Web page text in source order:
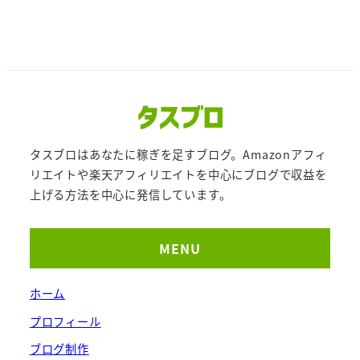
タスブロはあなたに稼ぎを足すブログ。Amazonアフィ
リエイトや楽天アフィリエイトを中心にブログで収益を
上げる方法を中心に発信しています。
MENU
ホーム
プロフィール
ブログ制作